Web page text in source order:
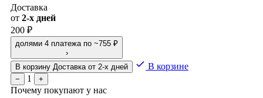
Доставка
от 2-х дней
200 ₽
долями 4 платежа по ~755 ₽
›
В корзину Доставка от 2-х дней В корзине
− 1 +
Почему покупают у нас